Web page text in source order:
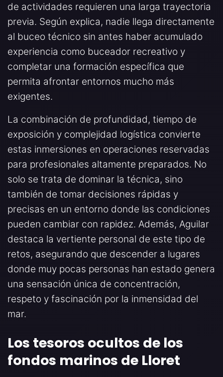
de actividades requieren una larga trayectoria
previa. Según explica, nadie llega directamente
al buceo técnico sin antes haber acumulado
experiencia como buceador recreativo y
completar una formación específica que
permita afrontar entornos mucho más
exigentes.
La combinación de profundidad, tiempo de
exposición y complejidad logística convierte
estas inmersiones en operaciones reservadas
para profesionales altamente preparados. No
solo se trata de dominar la técnica, sino
también de tomar decisiones rápidas y
precisas en un entorno donde las condiciones
pueden cambiar con rapidez. Además, Aguilar
destaca la vertiente personal de este tipo de
retos, asegurando que descender a lugares
donde muy pocas personas han estado genera
una sensación única de concentración,
respeto y fascinación por la inmensidad del
mar.
Los tesoros ocultos de los
fondos marinos de Lloret